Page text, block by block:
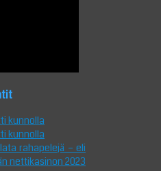
kunnolla
kunnolla
rahapelejä – eli
nettikasinon 2023